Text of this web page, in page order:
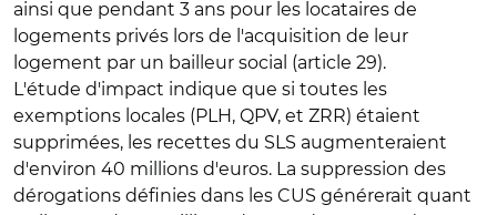
ainsi que pendant 3 ans pour les locataires de
logements privés lors de l'acquisition de leur
logement par un bailleur social (article 29).
L'étude d'impact indique que si toutes les
exemptions locales (PLH, QPV, et ZRR) étaient
supprimées, les recettes du SLS augmenteraient
d'environ 40 millions d'euros. La suppression des
dérogations définies dans les CUS générerait quant